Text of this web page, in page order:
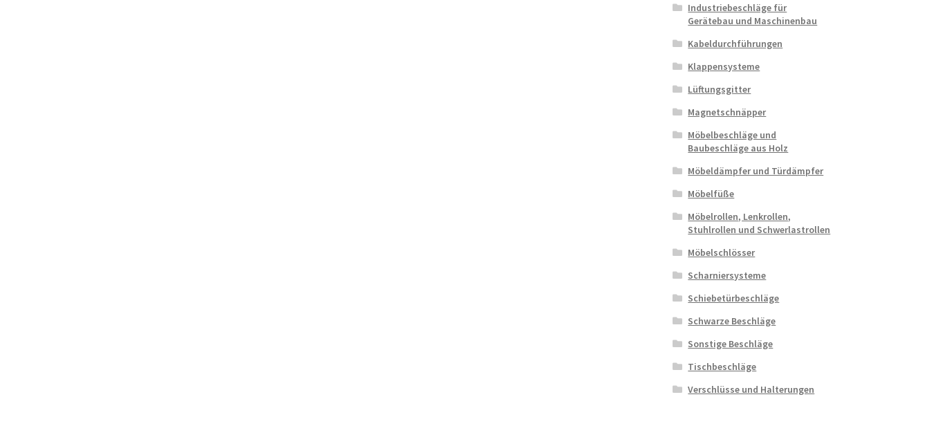
Industriebeschläge für
Gerätebau und Maschinenbau
Kabeldurchführungen
Klappensysteme
Lüftungsgitter
Magnetschnäpper
Möbelbeschläge und
Baubeschläge aus Holz
Möbeldämpfer und Türdämpfer
Möbelfüße
Möbelrollen, Lenkrollen,
Stuhlrollen und Schwerlastrollen
Möbelschlösser
Scharniersysteme
Schiebetürbeschläge
Schwarze Beschläge
Sonstige Beschläge
Tischbeschläge
Verschlüsse und Halterungen